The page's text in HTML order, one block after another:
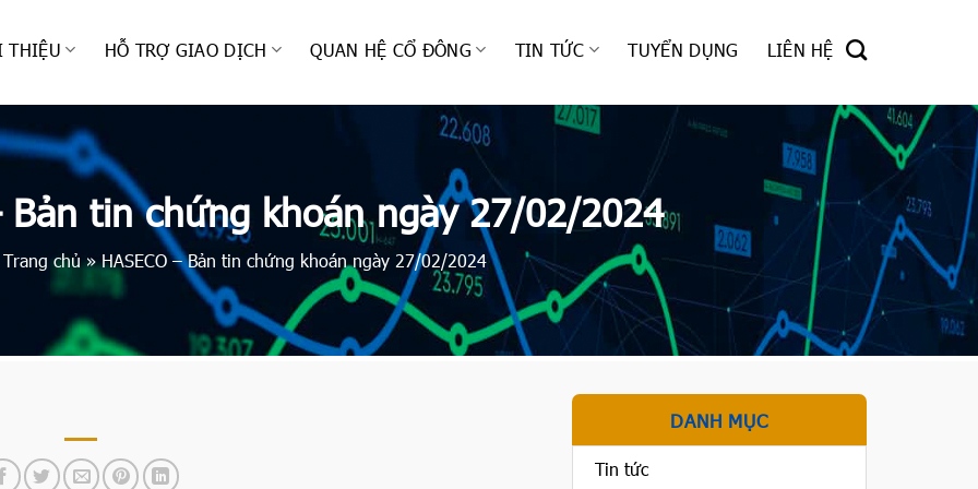
THIỆU HỖ TRỢ GIAO DỊCH QUAN HỆ CỔ ĐÔNG TIN TỨC TUYỂN DỤNG LIÊN HỆ
Bản tin chứng khoán ngày 27/02/2024
Trang chủ»HASECO – Bản tin chứng khoán ngày 27/02/2024
DANH MỤC
Tin tức